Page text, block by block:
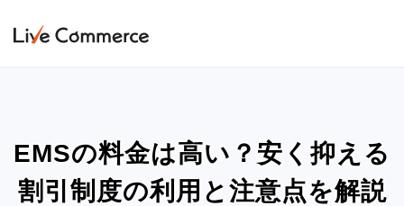
EMSの料金は高い？安く抑える
割引制度の利用と注意点を解説